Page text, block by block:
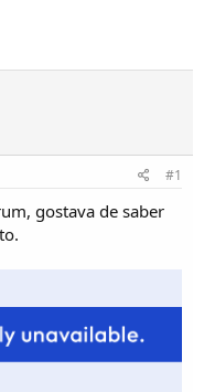
#1
gostava de saber